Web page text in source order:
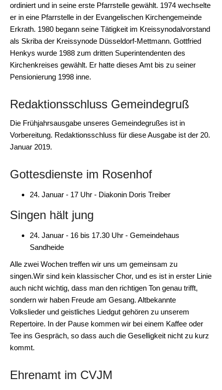
ordiniert und in seine erste Pfarrstelle gewählt. 1974 wechselte
er in eine Pfarrstelle in der Evangelischen Kirchengemeinde
Erkrath. 1980 begann seine Tätigkeit im Kreissynodalvorstand
als Skriba der Kreissynode Düsseldorf-Mettmann. Gottfried
Henkys wurde 1988 zum dritten Superintendenten des
Kirchenkreises gewählt. Er hatte dieses Amt bis zu seiner
Pensionierung 1998 inne.
Redaktionsschluss Gemeindegruß
Die Frühjahrsausgabe unseres Gemeindegrußes ist in
Vorbereitung. Redaktionsschluss für diese Ausgabe ist der 20.
Januar 2019.
Gottesdienste im Rosenhof
24. Januar - 17 Uhr - Diakonin Doris Treiber
Singen hält jung
24. Januar - 16 bis 17.30 Uhr - Gemeindehaus
Sandheide
Alle zwei Wochen treffen wir uns um gemeinsam zu
singen.Wir sind kein klassischer Chor, und es ist in erster Linie
auch nicht wichtig, dass man den richtigen Ton genau trifft,
sondern wir haben Freude am Gesang. Altbekannte
Volkslieder und geistliches Liedgut gehören zu unserem
Repertoire. In der Pause kommen wir bei einem Kaffee oder
Tee ins Gespräch, so dass auch die Geselligkeit nicht zu kurz
kommt.
Ehrenamt im CVJM